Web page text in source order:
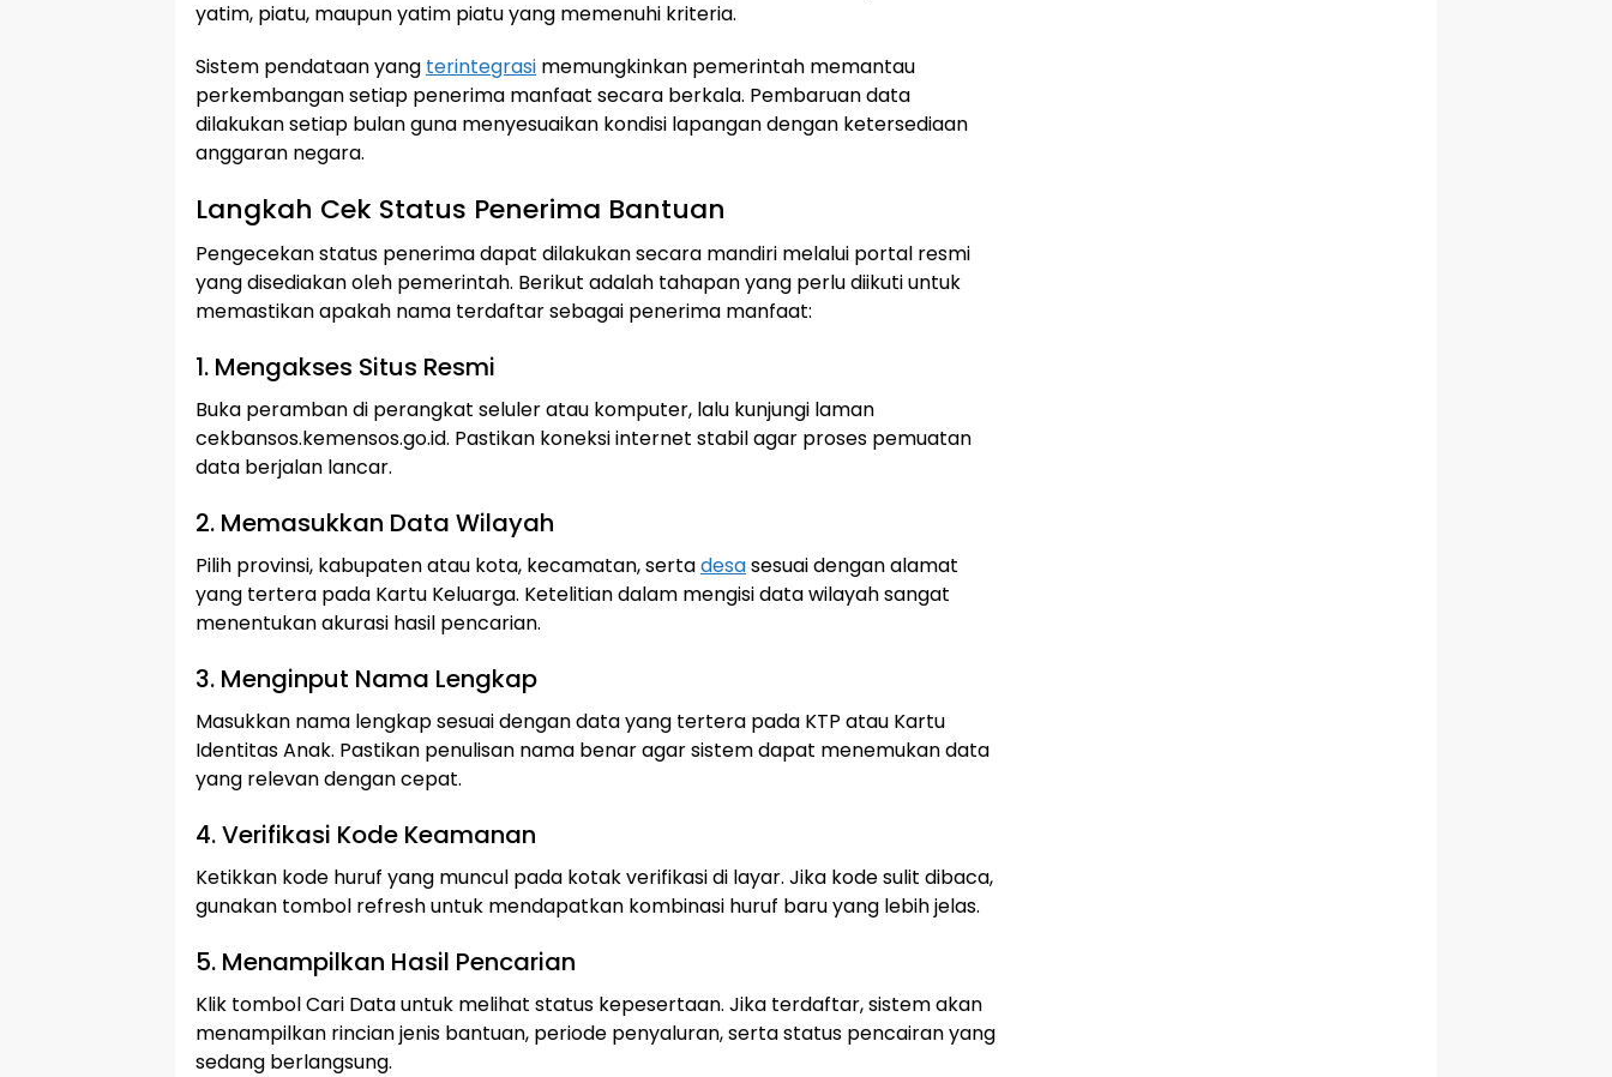
yatim, piatu, maupun yatim piatu yang memenuhi kriteria.
Sistem pendataan yang terintegrasi memungkinkan pemerintah memantau
perkembangan setiap penerima manfaat secara berkala. Pembaruan data
dilakukan setiap bulan guna menyesuaikan kondisi lapangan dengan ketersediaan
anggaran negara.
Langkah Cek Status Penerima Bantuan
Pengecekan status penerima dapat dilakukan secara mandiri melalui portal resmi
yang disediakan oleh pemerintah. Berikut adalah tahapan yang perlu diikuti untuk
memastikan apakah nama terdaftar sebagai penerima manfaat:
1. Mengakses Situs Resmi
Buka peramban di perangkat seluler atau komputer, lalu kunjungi laman
cekbansos.kemensos.go.id. Pastikan koneksi internet stabil agar proses pemuatan
data berjalan lancar.
2. Memasukkan Data Wilayah
Pilih provinsi, kabupaten atau kota, kecamatan, sertadesasesuai dengan alamat
yang tertera pada Kartu Keluarga. Ketelitian dalam mengisi data wilayah sangat
menentukan akurasi hasil pencarian.
3. Menginput Nama Lengkap
Masukkan nama lengkap sesuai dengan data yang tertera pada KTP atau Kartu
Identitas Anak. Pastikan penulisan nama benar agar sistem dapat menemukan data
yang relevan dengan cepat.
4. Verifikasi Kode Keamanan
Ketikkan kode huruf yang muncul pada kotak verifikasi di layar. Jika kode sulit dibaca,
gunakan tombol refresh untuk mendapatkan kombinasi huruf baru yang lebih jelas.
5. Menampilkan Hasil Pencarian
Klik tombol Cari Data untuk melihat status kepesertaan. Jika terdaftar, sistem akan
menampilkan rincian jenis bantuan, periode penyaluran, serta status pencairan yang
sedang berlangsung.